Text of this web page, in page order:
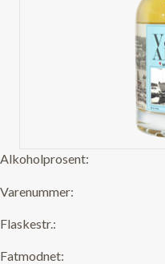
Alkoholprosent:
Varenummer:
Flaskestr.:
Fatmodnet: